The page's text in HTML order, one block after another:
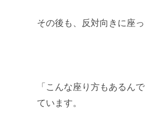
その後も、反対向きに座
「こんな座り方もあるん
ています。